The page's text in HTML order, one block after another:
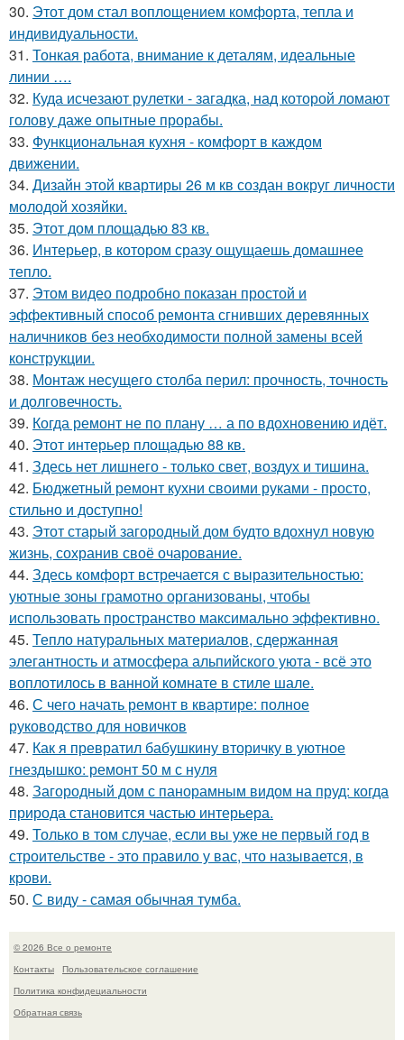
30. Этот дом стал воплощением комфорта, тепла и
индивидуальности.
31. Тонкая работа, внимание к деталям, идеальные
линии ….
32. Куда исчезают рулетки - загадка, над которой ломают
голову даже опытные прорабы.
33. Функциональная кухня - комфорт в каждом
движении.
34. Дизайн этой квартиры 26 м кв создан вокруг личности
молодой хозяйки.
35. Этот дом площадью 83 кв.
36. Интерьер, в котором сразу ощущаешь домашнее
тепло.
37. Этом видео подробно показан простой и
эффективный способ ремонта сгнивших деревянных
наличников без необходимости полной замены всей
конструкции.
38. Монтаж несущего столба перил: прочность, точность
и долговечность.
39. Когда ремонт не по плану … а по вдохновению идёт.
40. Этот интерьер площадью 88 кв.
41. Здесь нет лишнего - только свет, воздух и тишина.
42. Бюджетный ремонт кухни своими руками - просто,
стильно и доступно!
43. Этот старый загородный дом будто вдохнул новую
жизнь, сохранив своё очарование.
44. Здесь комфорт встречается с выразительностью:
уютные зоны грамотно организованы, чтобы
использовать пространство максимально эффективно.
45. Тепло натуральных материалов, сдержанная
элегантность и атмосфера альпийского уюта - всё это
воплотилось в ванной комнате в стиле шале.
46. С чего начать ремонт в квартире: полное
руководство для новичков
47. Как я превратил бабушкину вторичку в уютное
гнездышко: ремонт 50 м с нуля
48. Загородный дом с панорамным видом на пруд: когда
природа становится частью интерьера.
49. Только в том случае, если вы уже не первый год в
строительстве - это правило у вас, что называется, в
крови.
50. С виду - самая обычная тумба.
© 2026 Все о ремонте
Контакты
Пользовательское соглашение
Политика конфидециальности
Обратная связь